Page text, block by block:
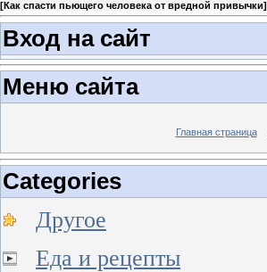
[Как спасти пьющего человека от вредной привычки]
Вход на сайт
Меню сайта
Главная страница
Categories
Другое
Еда и рецепты